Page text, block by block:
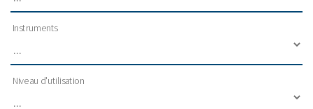
Instruments
Niveau d'utilisation